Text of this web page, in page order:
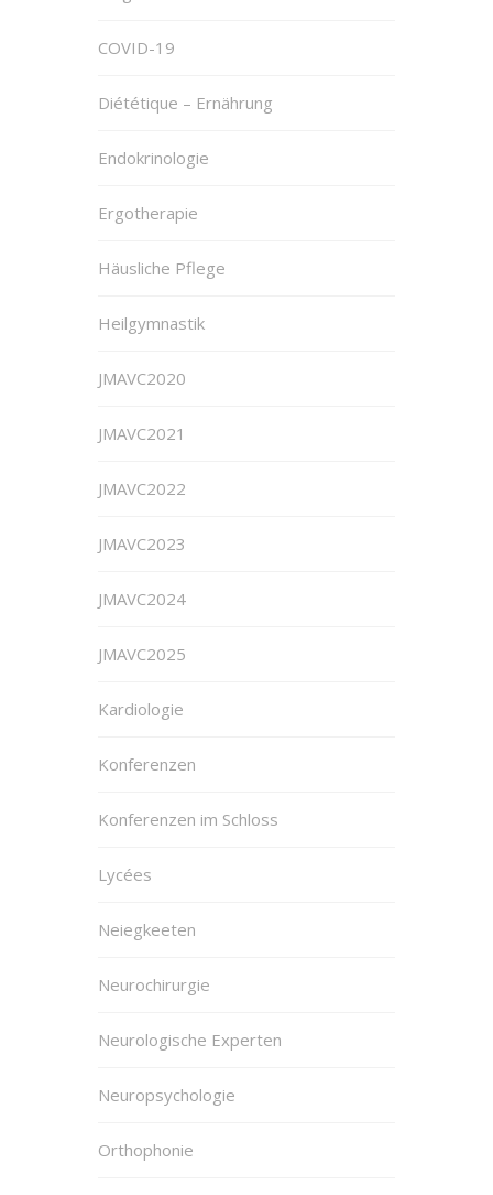
COVID-19
Diététique – Ernährung
Endokrinologie
Ergotherapie
Häusliche Pflege
Heilgymnastik
JMAVC2020
JMAVC2021
JMAVC2022
JMAVC2023
JMAVC2024
JMAVC2025
Kardiologie
Konferenzen
Konferenzen im Schloss
Lycées
Neiegkeeten
Neurochirurgie
Neurologische Experten
Neuropsychologie
Orthophonie